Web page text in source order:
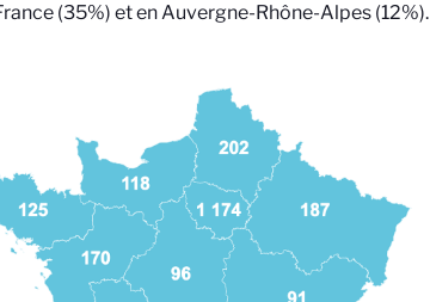
(35%) et en Auvergne-Rhône-Alpes (12%).